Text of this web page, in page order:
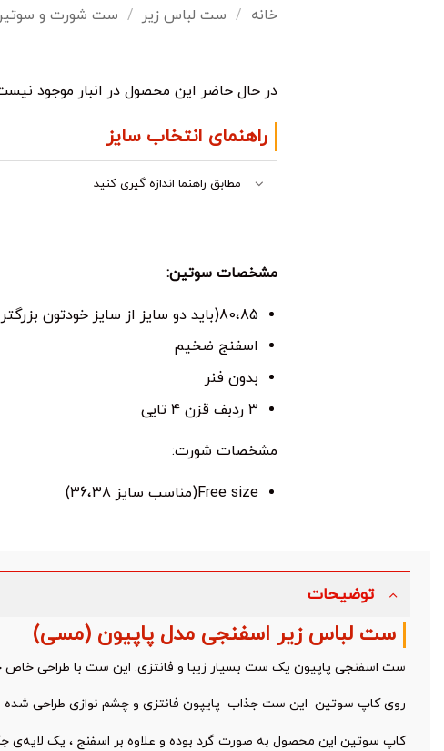
خانه / ست لباس زیر / ست شورت و
در حال حاضر این محصول در انبار موجود
راهنمای انتخاب سایز
مطابق راهنما اندازه گیری کنید
مشخصات سوتین:
80،85(باید دو سایز از سایز خودتون بزرگتر سفارش بدید)
اسفنج ضخیم
بدون فنر
3 ردبف قزن 4 تایی
مشخصات شورت:
Free size(مناسب سایز 36،38)
توضیحات
ست لباس زیر اسفنجی مدل پاپیون (مسی)
ست اسفنجی پاپیون یک ست بسیار زیبا و فانتزی. این ست با طراحی خاص
روی کاپ سوتین این ست جذاب پایپون فانتزی و چشم نوازی طراحی
کاپ سوتین این محصول به صورت گرد بوده و علاوه بر اسفنج ، یک لایه‌ی جک